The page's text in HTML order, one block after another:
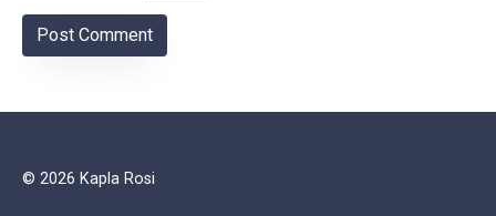
© 2026 Kapla Rosi